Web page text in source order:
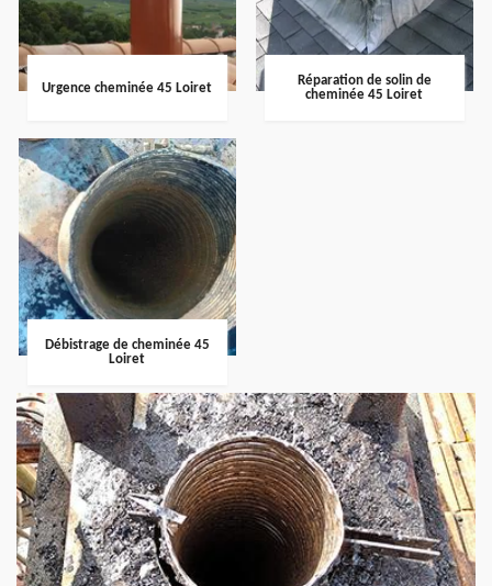
Urgence cheminée 45 Loiret
Réparation de solin de
cheminée 45 Loiret
Débistrage de cheminée 45
Loiret